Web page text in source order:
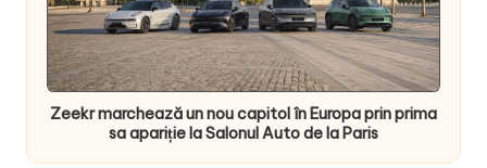
Zeekr marchează un nou capitol în Europa prin prima
sa apariție la Salonul Auto de la Paris